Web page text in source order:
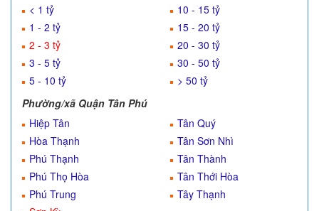
< 1 tỷ
1 - 2 tỷ
2 - 3 tỷ
3 - 5 tỷ
5 - 10 tỷ
10 - 15 tỷ
15 - 20 tỷ
20 - 30 tỷ
30 - 50 tỷ
> 50 tỷ
Phường/xã Quận Tân Phú
Hiệp Tân
Hòa Thạnh
Phú Thạnh
Phú Thọ Hòa
Phú Trung
Tân Quý
Tân Sơn Nhì
Tân Thành
Tân Thới Hòa
Tây Thạnh